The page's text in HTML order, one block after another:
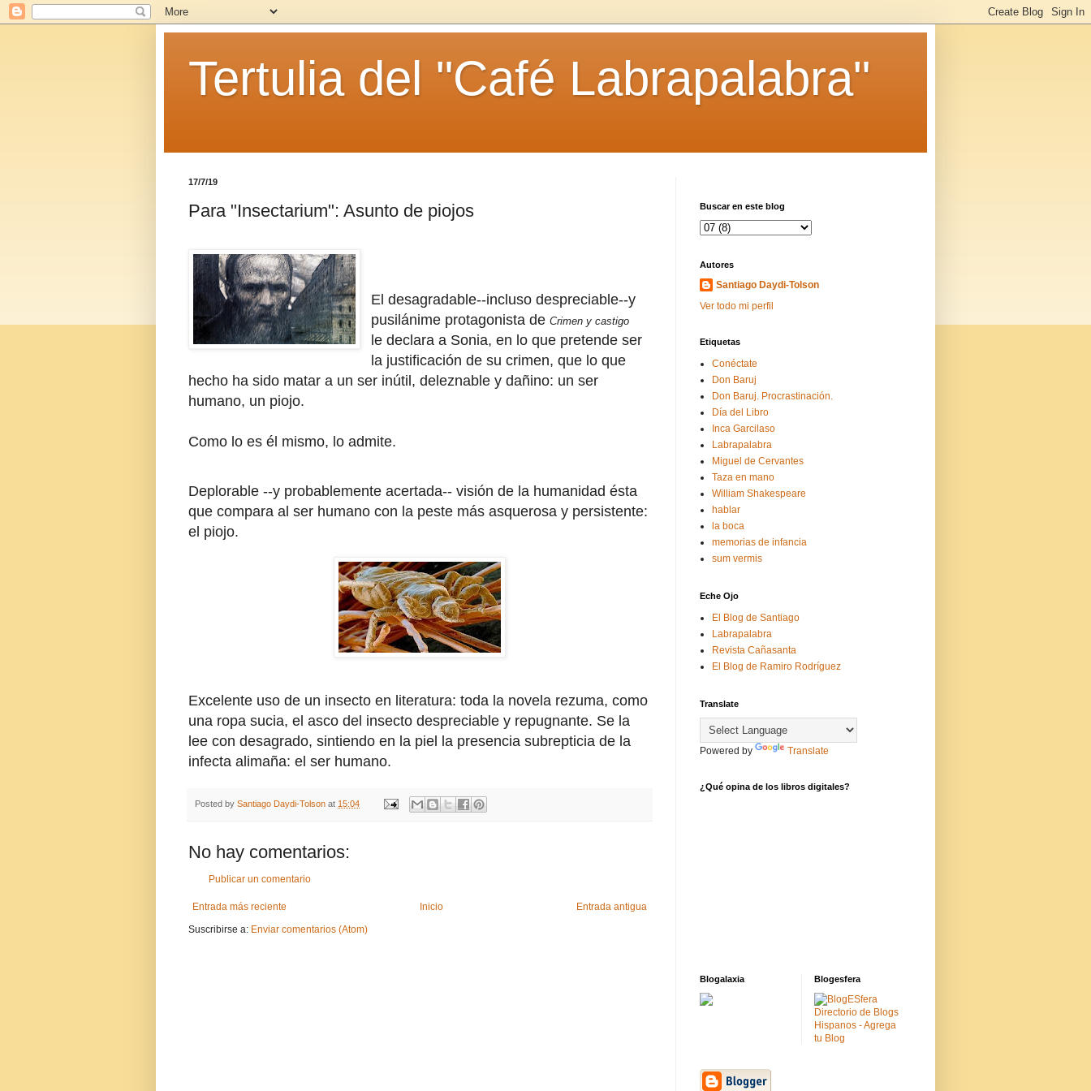
Tertulia del "Café Labrapalabra"
17/7/19
Para "Insectarium": Asunto de piojos
El desagradable--incluso despreciable--y
pusilánime protagonista deCrimen y castigo
le declara a Sonia, en lo que pretende ser
la justificación de su crimen, que lo que
hecho ha sido matar a un ser inútil, deleznable y dañino: un ser
humano, un piojo.
Como lo es él mismo, lo admite.
Deplorable --y probablemente acertada-- visión de la humanidad ésta
que compara al ser humano con la peste más asquerosa y persistente:
el piojo.
Excelente uso de un insecto en literatura: toda la novela rezuma, como
una ropa sucia, el asco del insecto despreciable y repugnante. Se la
lee con desagrado, sintiendo en la piel la presencia subrepticia de la
infecta alimaña: el ser humano.
Posted by Santiago Daydi-Tolson at 15:04
No hay comentarios:
Publicar un comentario
Entrada más reciente Entrada antigua
Inicio
Suscribirse a: Enviar comentarios (Atom)
Buscar en este blog
Autores
Santiago Daydi-Tolson
Ver todo mi perfil
Etiquetas
Conéctate
Don Baruj
Don Baruj. Procrastinación.
Día del Libro
Inca Garcilaso
Labrapalabra
Miguel de Cervantes
Taza en mano
William Shakespeare
hablar
la boca
memorias de infancia
sum vermis
Eche Ojo
El Blog de Santiago
Labrapalabra
Revista Cañasanta
El Blog de Ramiro Rodríguez
Translate
Powered by Translate
¿Qué opina de los libros digitales?
Blogalaxia Blogesfera